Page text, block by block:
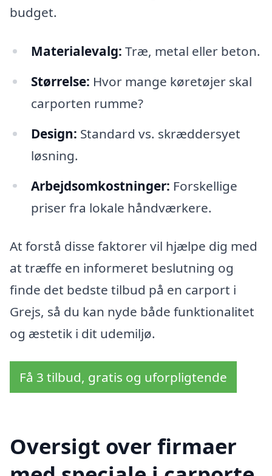
budget.
Materialevalg: Træ, metal eller beton.
Størrelse: Hvor mange køretøjer skal
carporten rumme?
Design: Standard vs. skræddersyet
løsning.
Arbejdsomkostninger: Forskellige
priser fra lokale håndværkere.
At forstå disse faktorer vil hjælpe dig med
at træffe en informeret beslutning og
finde det bedste tilbud på en carport i
Grejs, så du kan nyde både funktionalitet
og æstetik i dit udemiljø.
Få 3 tilbud, gratis og uforpligtende
Oversigt over firmaer